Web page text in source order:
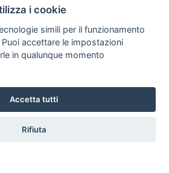
deidati personali
legale
i cookie
simili per il funzionamento
accettare le impostazioni
in qualunque momento
Accetta tutti
Rifiuta